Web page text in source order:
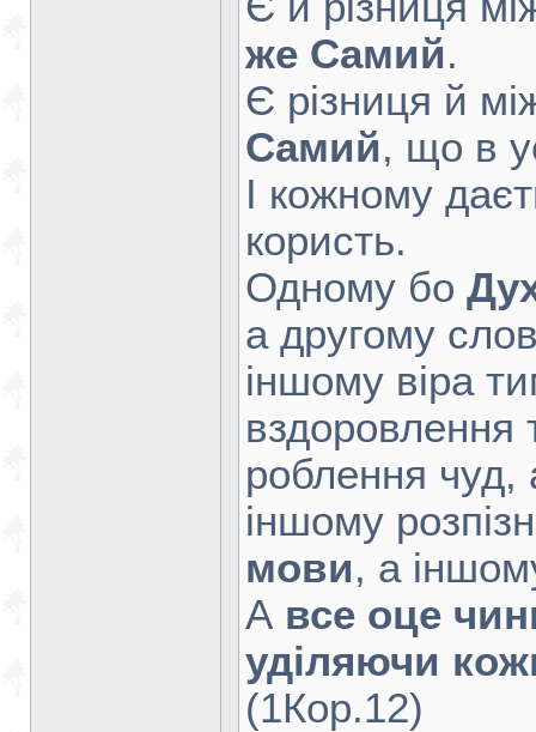
же Самий.
Є різниця й
Самий, що в
І кожному
користь.
Одному бо
а другому
іншому віра
роблення чуд,
іншому
мови, а
А все оце
уділяючи
(1Кор.12)